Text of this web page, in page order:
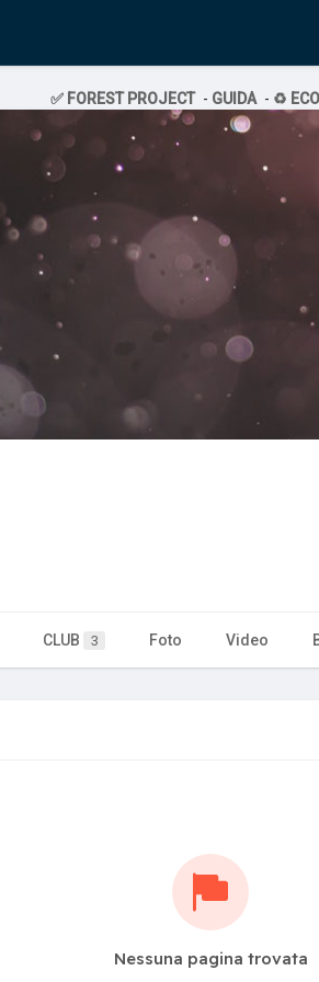
✅ FOREST PROJECT - GUIDA - ♻️
CLUB 3 Foto Video
Nessuna pagina trovata